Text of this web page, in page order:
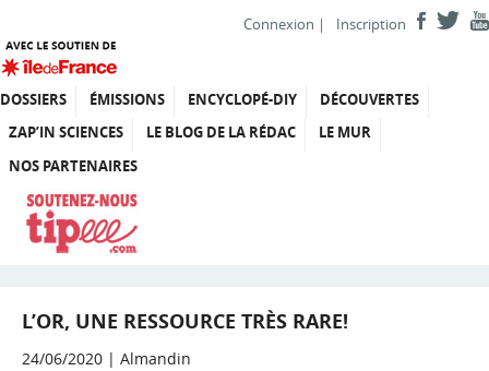
Connexion | Inscription
DOSSIERS ÉMISSIONS ENCYCLOPÉ-DIY
DÉCOUVERTES
ZAP’IN SCIENCES
LE BLOG DE LA RÉDAC
LE MUR
NOS PARTENAIRES
L’OR, UNE RESSOURCE TRÈS RARE!
24/06/2020 | Almandin